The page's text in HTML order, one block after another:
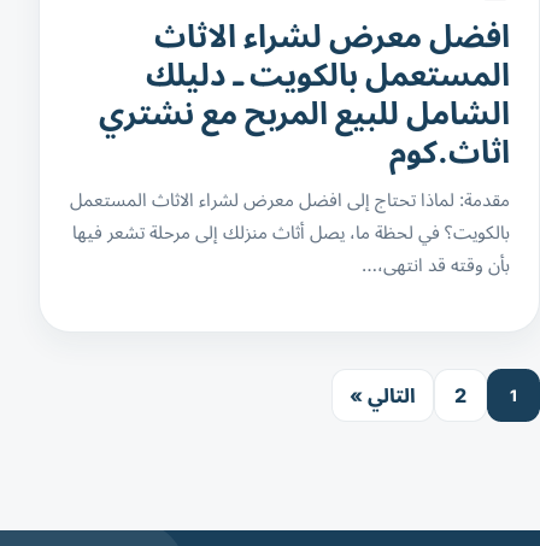
افضل معرض لشراء الاثاث
المستعمل بالكويت ـ دليلك
الشامل للبيع المربح مع نشتري
اثاث.كوم
مقدمة: لماذا تحتاج إلى افضل معرض لشراء الاثاث المستعمل
بالكويت؟ في لحظة ما، يصل أثاث منزلك إلى مرحلة تشعر فيها
بأن وقته قد انتهى،…
1
2 التالي »